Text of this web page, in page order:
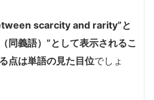
scarcity and rarity”と
同義語）”として表示されるこ
点は単語の見た目位でしょ